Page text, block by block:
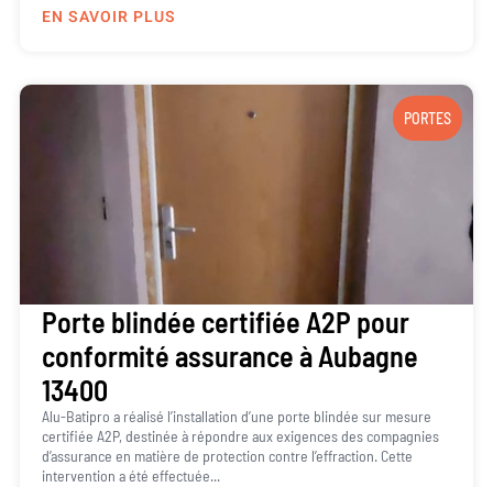
EN SAVOIR PLUS
PORTES
Porte blindée certifiée A2P pour
conformité assurance à Aubagne
13400
Alu-Batipro a réalisé l’installation d’une porte blindée sur mesure
certifiée A2P, destinée à répondre aux exigences des compagnies
d’assurance en matière de protection contre l’effraction. Cette
intervention a été effectuée...